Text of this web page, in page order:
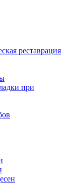
реставрация
при